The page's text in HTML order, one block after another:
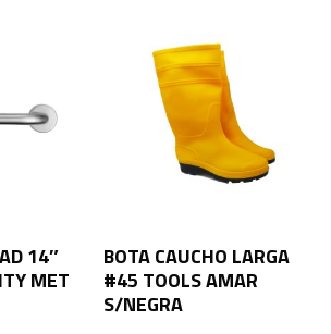
14″
MET
BOTA CAUCHO LARGA
#45 TOOLS AMAR
S/NEGRA